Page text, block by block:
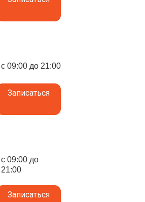
с 09:00 до 21:00
Записаться
с 09:00 до
21:00
Записаться